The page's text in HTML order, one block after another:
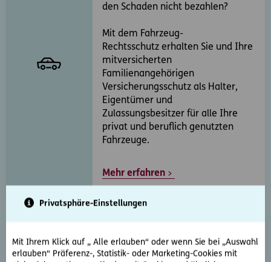
Privatsphäre-Einstellungen
Mit Ihrem Klick auf „ Alle erlauben“ oder wenn Sie bei „Auswahl
erlauben“ Präferenz-, Statistik- oder Marketing-Cookies mit
den Schaden nicht bezahlen?
Mit dem Fahrzeug-
Rechtsschutz erhalten Sie und Ihre
mitversicherten
Familienangehörigen
Versicherungsschutz als Halter,
Eigentümer und
Zulassungsbesitzer für alle Ihre
privat und beruflich genutzten
Fahrzeuge.
Mehr erfahren
Straf-Rechtsschutz
Verteidigung im Strafverfahren vor